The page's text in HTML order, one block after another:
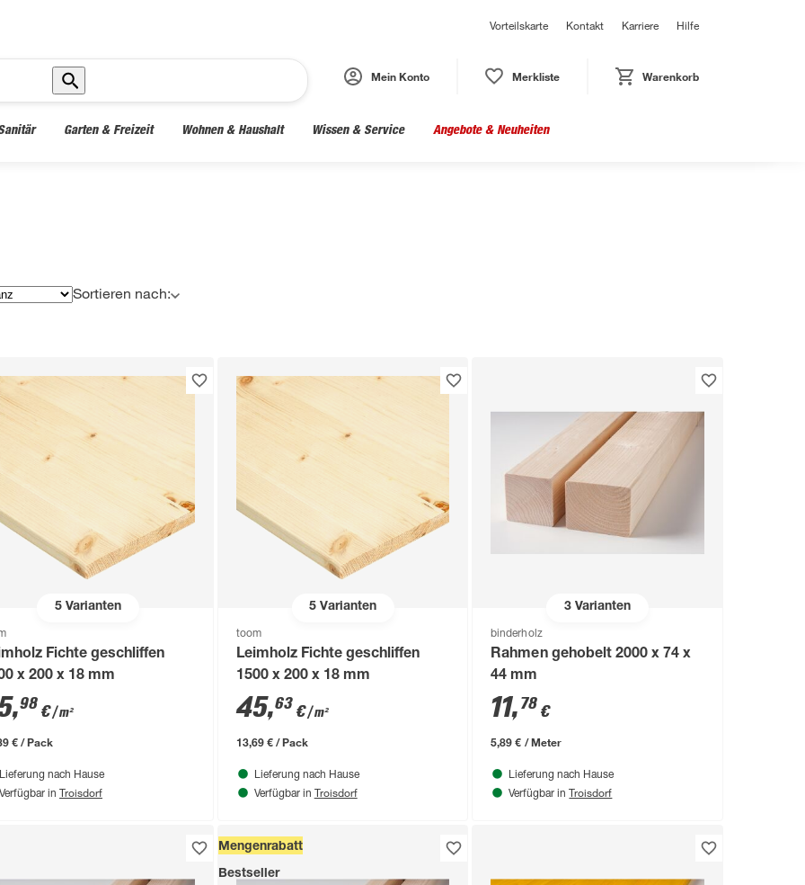
Vorteilskarte Kontakt Karriere Hilfe
Mein Konto Merkliste Warenkorb
Garten & Freizeit Wohnen & Haushalt Wissen & Service Angebote & Neuheiten
Sortieren nach:
5Varianten
Fichte geschliffen
x 200 x 18 mm
,98 €/ m²
€ / Pack
Lieferung nach Hause
Verfügbar in Troisdorf
5 Varianten
toom
Leimholz Fichte geschliffen
1500 x 200 x 18 mm
45,63€/ m²
13,69 € / Pack
Lieferung nach Hause
Verfügbar in Troisdorf
3 Varianten
binderholz
Rahmen gehobelt 2000 x 74 x
44 mm
11,78 €
5,89 € / Meter
Lieferung nach Hause
Verfügbar in Troisdorf
Mengenrabatt
Bestseller